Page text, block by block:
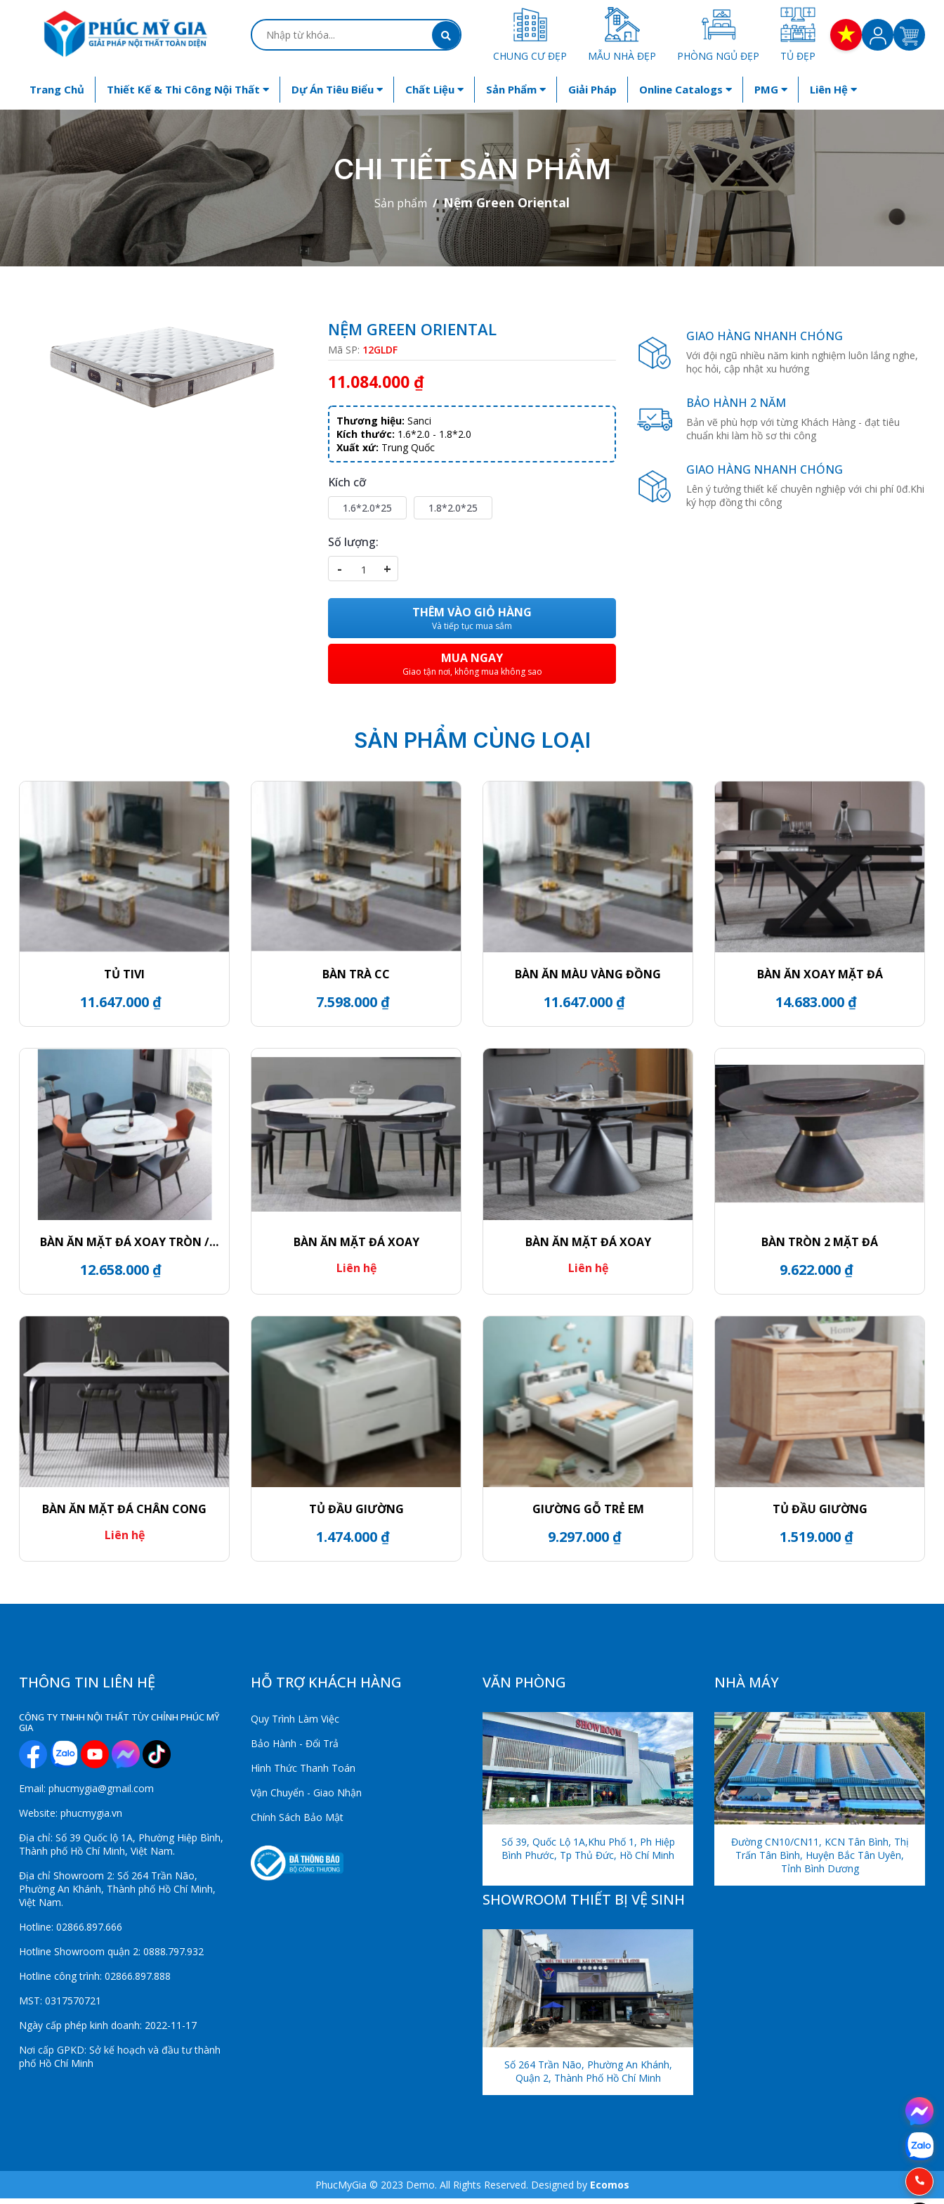
CHUNG CƯ ĐẸP MẪU NHÀ ĐẸP PHÒNG NGỦ ĐẸP TỦ ĐẸP
Trang Chủ Thiết Kế & Thi Công Nội Thất Dự Án Tiêu Biểu Chất Liệu Sản Phẩm Giải Pháp Online Catalogs PMG Liên Hệ
CHI TIẾT SẢN PHẨM
Sản phẩm Nệm Green Oriental
NỆM GREEN ORIENTAL
Mã SP: 12GLDF
11.084.000 ₫
Thương hiệu: Sanci
Kích thước: 1.6*2.0 - 1.8*2.0
Xuất xứ: Trung Quốc
Kích cỡ
1.6*2.0*25 1.8*2.0*25
Số lượng:
- +
THÊM VÀO GIỎ HÀNG
Và tiếp tục mua sắm
MUA NGAY
Giao tận nơi, không mua không sao
GIAO HÀNG NHANH CHÓNG
Với đội ngũ nhiều năm kinh nghiệm luôn lắng nghe,
học hỏi, cập nhật xu hướng
BẢO HÀNH 2 NĂM
Bản vẽ phù hợp với từng Khách Hàng - đạt tiêu
chuẩn khi làm hồ sơ thi công
GIAO HÀNG NHANH CHÓNG
Lên ý tưởng thiết kế chuyên nghiệp với chi phí 0đ.Khi
ký hợp đồng thi công
SẢN PHẨM CÙNG LOẠI
TỦ TIVI
11.647.000 ₫
BÀN TRÀ CC
7.598.000 ₫
BÀN ĂN MÀU VÀNG ĐỒNG
11.647.000 ₫
BÀN ĂN XOAY MẶT ĐÁ
14.683.000 ₫
BÀN ĂN MẶT ĐÁ XOAY TRÒN /
12.658.000 ₫
BÀN ĂN MẶT ĐÁ XOAY
Liên hệ
BÀN ĂN MẶT ĐÁ XOAY
Liên hệ
BÀN TRÒN 2 MẶT ĐÁ
9.622.000 ₫
BÀN ĂN MẶT ĐÁ CHÂN CONG
Liên hệ
TỦ ĐẦU GIƯỜNG
1.474.000 ₫
GIƯỜNG GỖ TRẺ EM
9.297.000 ₫
TỦ ĐẦU GIƯỜNG
1.519.000 ₫
THÔNG TIN LIÊN HỆ
CÔNG TY TNHH NỘI THẤT TÙY CHỈNH PHÚC MỸ
GIA
Email: phucmygia@gmail.com
Website: phucmygia.vn
Địa chỉ: Số 39 Quốc lộ 1A, Phường Hiệp Bình,
Thành phố Hồ Chí Minh, Việt Nam.
Địa chỉ Showroom 2: Số 264 Trần Não,
Phường An Khánh, Thành phố Hồ Chí Minh,
Việt Nam.
Hotline: 02866.897.666
Hotline Showroom quận 2: 0888.797.932
Hotline công trình: 02866.897.888
MST: 0317570721
Ngày cấp phép kinh doanh: 2022-11-17
Nơi cấp GPKD: Sở kế hoạch và đầu tư thành
phố Hồ Chí Minh
HỖ TRỢ KHÁCH HÀNG
Quy Trình Làm Việc
Bảo Hành - Đổi Trả
Hình Thức Thanh Toán
Vận Chuyển - Giao Nhận
Chính Sách Bảo Mật
VĂN PHÒNG
Số 39, Quốc Lộ 1A,khu Phố 1, Ph Hiệp
Bình Phước, Tp Thủ Đức, Hồ Chí Minh
NHÀ MÁY
Đường CN10/CN11, KCN Tân Bình, Thị
Trấn Tân Bình, Huyện Bắc Tân Uyên,
Tỉnh Bình Dương
SHOWROOM THIẾT BỊ VỆ SINH
Số 264 Trần Não, Phường An Khánh,
Quận 2, Thành Phố Hồ Chí Minh
PhucMyGia © 2023 Demo. All Rights Reserved. Designed by Ecomos